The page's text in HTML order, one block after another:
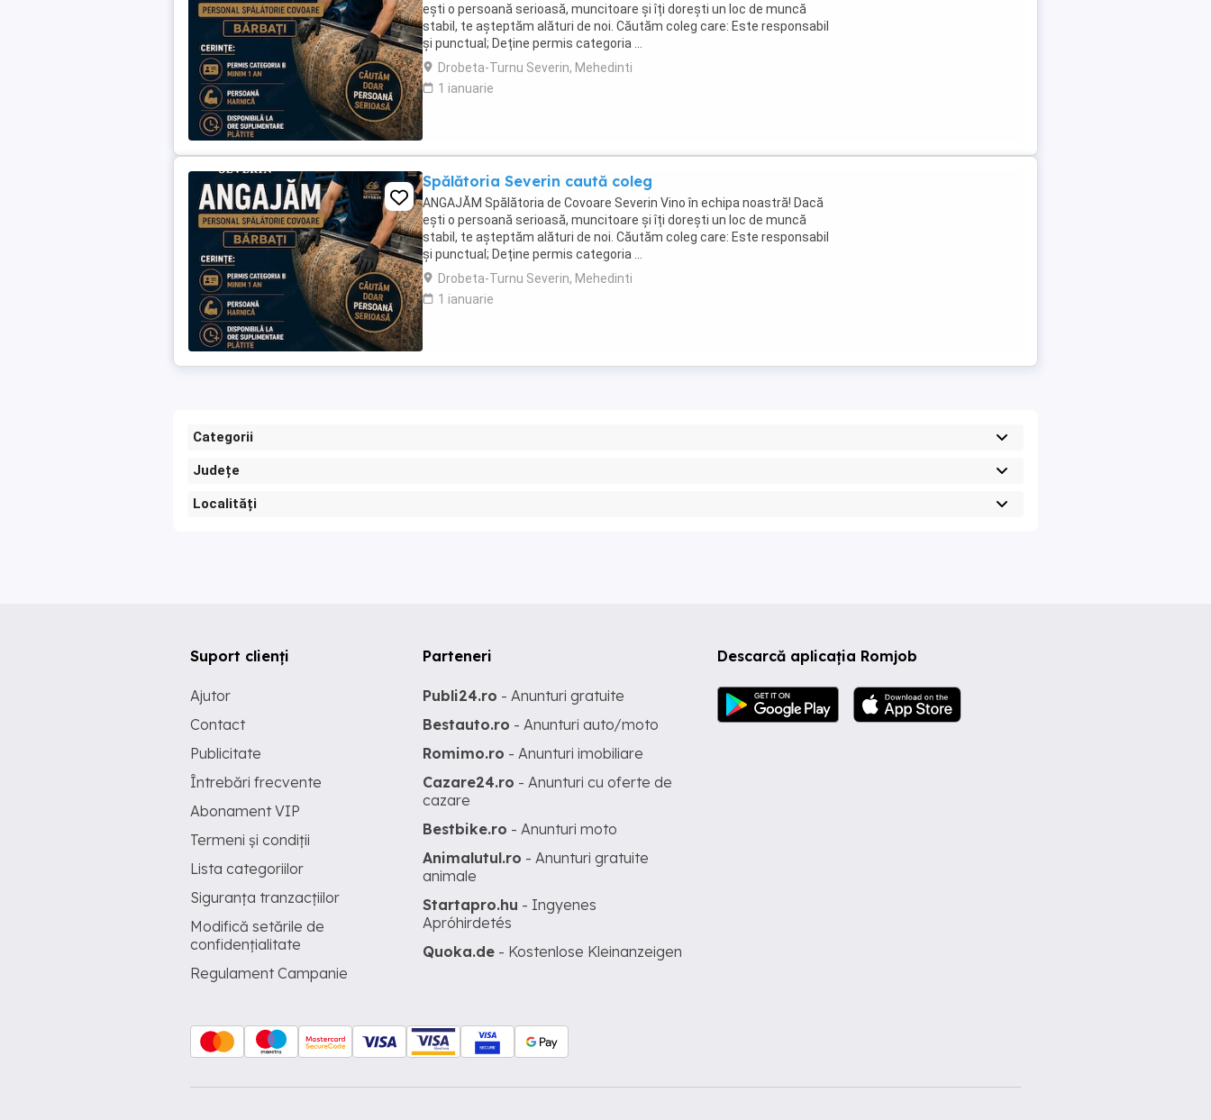
ești o persoană serioasă, muncitoare și îți dorești un loc de muncă
stabil, te așteptăm alături de noi. Căutăm coleg care: Este responsabil
și punctual; Deține permis categoria ...
Drobeta-Turnu Severin, Mehedinti
1 ianuarie
Spălătoria Severin caută coleg
ANGAJĂM Spălătoria de Covoare Severin Vino în echipa noastră! Dacă
ești o persoană serioasă, muncitoare și îți dorești un loc de muncă
stabil, te așteptăm alături de noi. Căutăm coleg care: Este responsabil
și punctual; Deține permis categoria ...
Drobeta-Turnu Severin, Mehedinti
1 ianuarie
Categorii
Județe
Localități
Descarcă aplicația Romjob
Suport clienți
Ajutor
Contact
Publicitate
Întrebări frecvente
Abonament VIP
Termeni și condiții
Lista categoriilor
Siguranța tranzacțiilor
Modifică setările de
confidențialitate
Regulament Campanie
Parteneri
Publi24.ro - Anunturi gratuite
Bestauto.ro - Anunturi auto/moto
Romimo.ro - Anunturi imobiliare
Cazare24.ro - Anunturi cu oferte de
cazare
Bestbike.ro - Anunturi moto
Animalutul.ro - Anunturi gratuite
animale
Startapro.hu - Ingyenes
Apróhirdetés
Quoka.de - Kostenlose Kleinanzeigen